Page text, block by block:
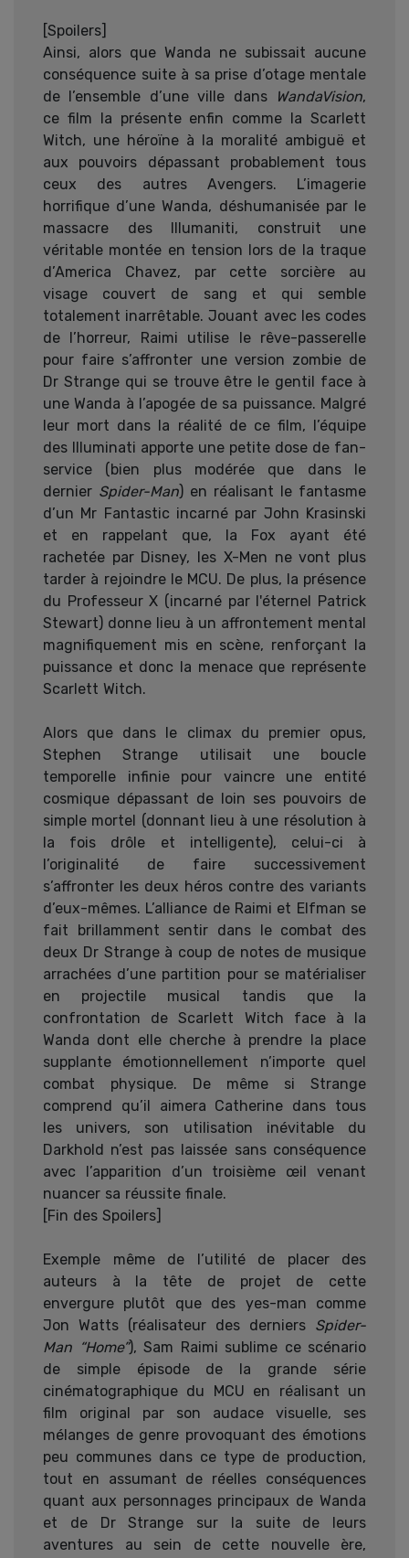
[Spoilers]
Ainsi, alors que Wanda ne subissait aucune
conséquence suite à sa prise d’otage mentale
de l’ensemble d’une ville dans
WandaVision,
ce film la présente enfin comme la Scarlett
Witch, une héroïne à la moralité ambiguë et
aux pouvoirs dépassant probablement tous
ceux des autres Avengers. L’imagerie
horrifique d’une Wanda, déshumanisée par le
massacre des Illumaniti, construit une
véritable montée en tension lors de la traque
d’America Chavez, par cette sorcière au
visage couvert de sang et qui semble
totalement inarrêtable. Jouant avec les codes
de l’horreur, Raimi utilise le rêve-passerelle
pour faire s’affronter une version zombie de
Dr Strange qui se trouve être le gentil face à
une Wanda à l’apogée de sa puissance. Malgré
leur mort dans la réalité de ce film, l’équipe
des Illuminati apporte une petite dose de fan-
service (bien plus modérée que dans le
dernier Spider-Man) en réalisant le fantasme
d’un Mr Fantastic incarné par John Krasinski
et en rappelant que, la Fox ayant été
rachetée par Disney, les X-Men ne vont plus
tarder à rejoindre le MCU. De plus, la présence
du Professeur X (incarné par l'éternel Patrick
Stewart) donne lieu à un affrontement mental
magnifiquement mis en scène, renforçant la
puissance et donc la menace que représente
Scarlett Witch.
Alors que dans le climax du premier opus,
Stephen Strange utilisait une boucle
temporelle infinie pour vaincre une entité
cosmique dépassant de loin ses pouvoirs de
simple mortel (donnant lieu à une résolution à
la fois drôle et intelligente), celui-ci à
l’originalité de faire successivement
s’affronter les deux héros contre des variants
d’eux-mêmes. L’alliance de Raimi et Elfman se
fait brillamment sentir dans le combat des
deux Dr Strange à coup de notes de musique
arrachées d’une partition pour se matérialiser
en projectile musical tandis que la
confrontation de Scarlett Witch face à la
Wanda dont elle cherche à prendre la place
supplante émotionnellement n’importe quel
combat physique. De même si Strange
comprend qu’il aimera Catherine dans tous
les univers, son utilisation inévitable du
Darkhold n’est pas laissée sans conséquence
avec l’apparition d’un troisième œil venant
nuancer sa réussite finale.
[Fin des Spoilers]
Exemple même de l’utilité de placer des
auteurs à la tête de projet de cette
envergure plutôt que des yes-man comme
Jon Watts (réalisateur des derniers Spider-
Man “Home”), Sam Raimi sublime ce scénario
de simple épisode de la grande série
cinématographique du MCU en réalisant un
film original par son audace visuelle, ses
mélanges de genre provoquant des émotions
peu communes dans ce type de production,
tout en assumant de réelles conséquences
quant aux personnages principaux de Wanda
et de Dr Strange sur la suite de leurs
aventures au sein de cette nouvelle ère,